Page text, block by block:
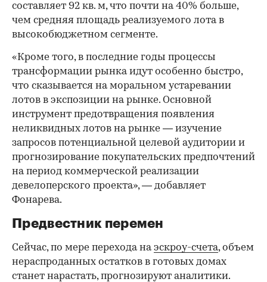
составляет 92 кв. м, что почти на 40% больше,
чем средняя площадь реализуемого лота в
высокобюджетном сегменте.
«Кроме того, в последние годы процессы
трансформации рынка идут особенно быстро,
что сказывается на моральном устаревании
лотов в экспозиции на рынке. Основной
инструмент предотвращения появления
неликвидных лотов на рынке — изучение
запросов потенциальной целевой аудитории и
прогнозирование покупательских предпочтений
на период коммерческой реализации
девелоперского проекта», — добавляет
Фонарева.
Предвестник перемен
Сейчас, по мере перехода наэскроу-счета, объем
нераспроданных остатков в готовых домах
станет нарастать, прогнозируют аналитики.